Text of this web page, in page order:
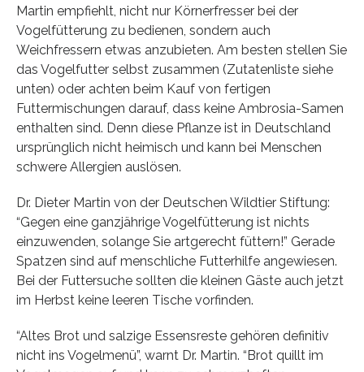
Martin empfiehlt, nicht nur Körnerfresser bei der
Vogelfütterung zu bedienen, sondern auch
Weichfressern etwas anzubieten. Am besten stellen Sie
das Vogelfutter selbst zusammen (Zutatenliste siehe
unten) oder achten beim Kauf von fertigen
Futtermischungen darauf, dass keine Ambrosia-Samen
enthalten sind. Denn diese Pflanze ist in Deutschland
ursprünglich nicht heimisch und kann bei Menschen
schwere Allergien auslösen.
Dr. Dieter Martin von der Deutschen Wildtier Stiftung:
“Gegen eine ganzjährige Vogelfütterung ist nichts
einzuwenden, solange Sie artgerecht füttern!” Gerade
Spatzen sind auf menschliche Futterhilfe angewiesen.
Bei der Futtersuche sollten die kleinen Gäste auch jetzt
im Herbst keine leeren Tische vorfinden.
“Altes Brot und salzige Essensreste gehören definitiv
nicht ins Vogelmenü”, warnt Dr. Martin. “Brot quillt im